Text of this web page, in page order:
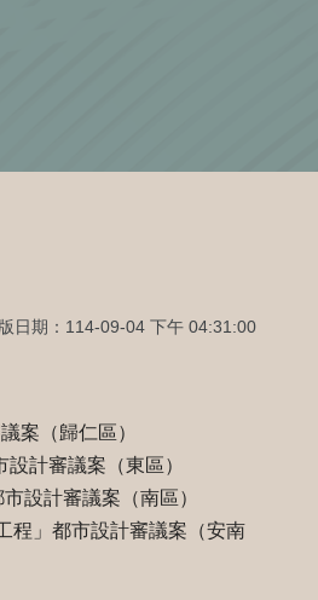
版日期：114-09-04 下午 04:31:00
案（歸仁區）
計審議案（東區）
設計審議案（南區）
程」都市設計審議案（安南